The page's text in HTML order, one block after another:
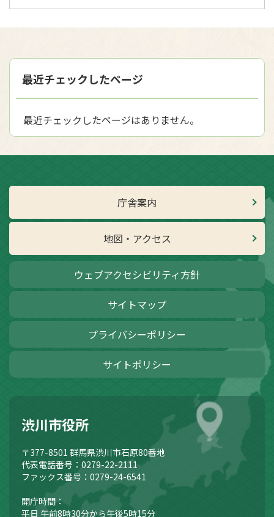
最近チェックしたページ
最近チェックしたページはありません。
庁舎案内
地図・アクセス
ウェブアクセシビリティ方針
サイトマップ
プライバシーポリシー
サイトポリシー
渋川市役所
〒377-8501 群馬県渋川市石原80番地
代表電話番号：0279-22-2111
ファックス番号：0279-24-6541
開庁時間：
平日 午前8時30分から午後5時15分